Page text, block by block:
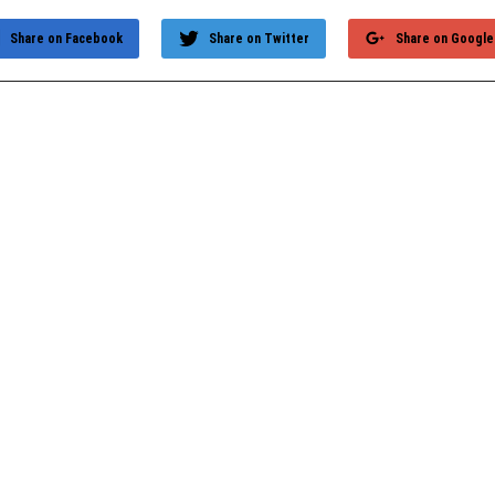
Share on
Share on Twitter
Share on Facebook